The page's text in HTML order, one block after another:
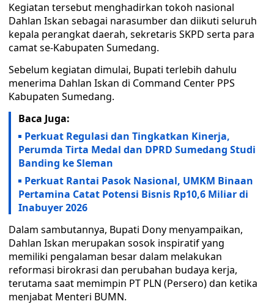
Kegiatan tersebut menghadirkan tokoh nasional
Dahlan Iskan sebagai narasumber dan diikuti seluruh
kepala perangkat daerah, sekretaris SKPD serta para
camat se-Kabupaten Sumedang.
Sebelum kegiatan dimulai, Bupati terlebih dahulu
menerima Dahlan Iskan di Command Center PPS
Kabupaten Sumedang.
Baca Juga:
Perkuat Regulasi dan Tingkatkan Kinerja,
Perumda Tirta Medal dan DPRD Sumedang Studi
Banding ke Sleman
Perkuat Rantai Pasok Nasional, UMKM Binaan
Pertamina Catat Potensi Bisnis Rp10,6 Miliar di
Inabuyer 2026
Dalam sambutannya, Bupati Dony menyampaikan,
Dahlan Iskan merupakan sosok inspiratif yang
memiliki pengalaman besar dalam melakukan
reformasi birokrasi dan perubahan budaya kerja,
terutama saat memimpin PT PLN (Persero) dan ketika
menjabat Menteri BUMN.